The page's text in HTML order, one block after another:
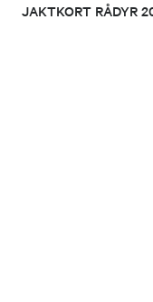
JAKTKORT RÅDYR